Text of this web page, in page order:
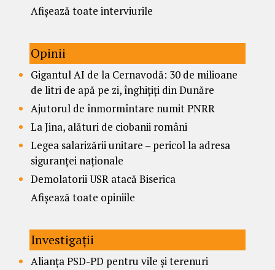
Afișează toate interviurile
Opinii
Gigantul AI de la Cernavodă: 30 de milioane
de litri de apă pe zi, înghițiți din Dunăre
Ajutorul de înmormîntare numit PNRR
La Jina, alături de ciobanii români
Legea salarizării unitare – pericol la adresa
siguranței naționale
Demolatorii USR atacă Biserica
Afișează toate opiniile
Investigații
Alianța PSD-PD pentru vile și terenuri